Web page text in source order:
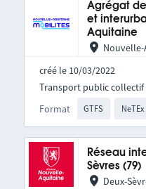
Agrégat
et
Aquitaine
créé le 10/03/2022
Format GTFS NeTEx
Transport public collectif
Réseau
Sèvres (79)
Deux-